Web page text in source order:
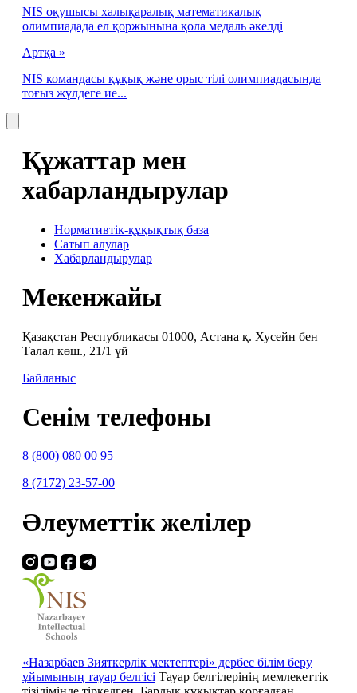
NIS оқушысы халықаралық математикалық
олимпиадада ел қоржынына қола медаль әкелді
Артқа »
NIS командасы құқық және орыс тілі олимпиадасында
тоғыз жүлдеге ие...
Құжаттар мен
хабарландырулар
Нормативтік-құқықтық база
Сатып алулар
Хабарландырулар
Мекенжайы
Қазақстан Республикасы 01000, Астана қ. Хусейн бен
Талал көш., 21/1 үй
Байланыс
Сенім телефоны
8 (800) 080 00 95
8 (7172) 23-57-00
Әлеуметтік желілер
«Назарбаев Зияткерлік мектептері» дербес білім беру
ұйымының тауар белгісі Тауар белгілерінің мемлекеттік